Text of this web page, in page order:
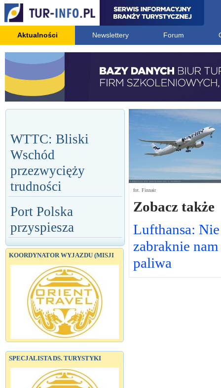
Aktualności Newslettery Forum
WTTC: Bliski
Wschód
przezwycięży
trudności
Port Polska
przyspiesza
KOORDYNATOR WYJAZDU (MISJI
SPECJALISTA DS. TURYSTYKI
fot. Finnair
Zobacz także
Lufthansa: Nie
zabraknie nam
paliwa